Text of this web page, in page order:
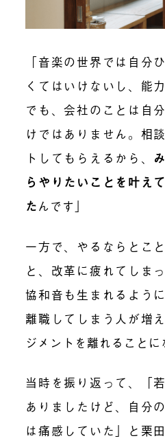
「音楽の世界では自分
くてはいけないし、能
でも、会社のことは自
けではありません。相
トしてもらえるから、
らやりたいことを叶え
たんです」
一方で、やるならとこ
と、改革に疲れてしま
協和音も生まれるよう
離職してしまう人が増
ジメントを離れることに
当時を振り返って、「
ありましたけど、自分
は痛感していた」と栗